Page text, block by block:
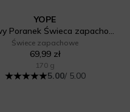
YOPE
Zimowy Poranek Świeca zapachowa
Świece zapachowe
69,99 zł
170 g
5.00/ 5.00